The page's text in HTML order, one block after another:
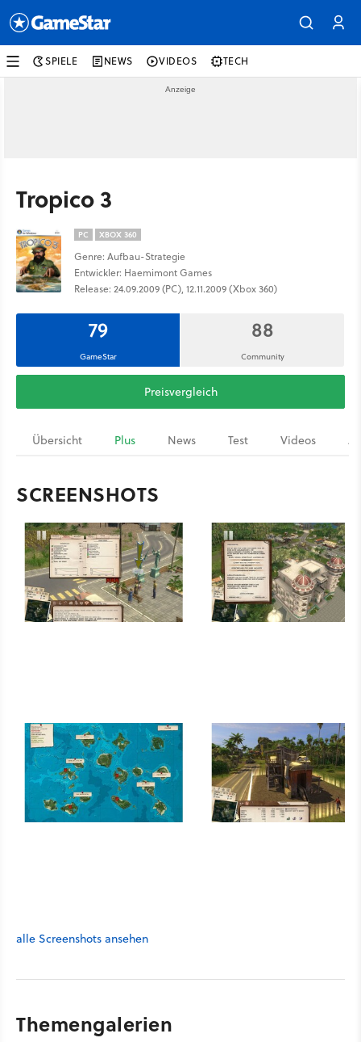
SPIELE NEWS VIDEOS TECH
Tropico 3
PC XBOX 360
Genre: Aufbau-Strategie
Entwickler: Haemimont Games
Release: 24.09.2009 (PC), 12.11.2009 (Xbox 360)
79
GameStar
88
Community
Preisvergleich
Übersicht Plus News Test Videos
SCREENSHOTS
alle Screenshots ansehen
Themengalerien